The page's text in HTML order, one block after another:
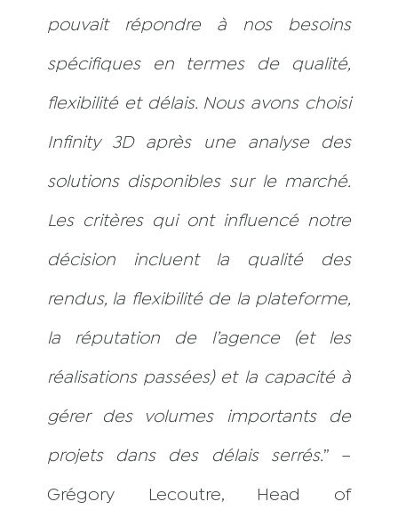
pouvait répondre à nos besoins
spécifiques en termes de qualité,
flexibilité et délais. Nous avons choisi
Infinity 3D après une analyse des
solutions disponibles sur le marché.
Les critères qui ont influencé notre
décision incluent la qualité des
rendus, la flexibilité de la plateforme,
la réputation de l’agence (et les
réalisations passées) et la capacité à
gérer des volumes importants de
projets dans des délais serrés.” –
Grégory Lecoutre, Head of